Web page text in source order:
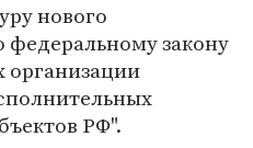
нового
федеральному закону
РФ".